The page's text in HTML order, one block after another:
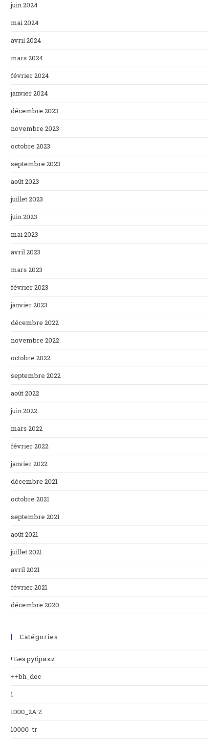
juin 2024
mai 2024
avril 2024
mars 2024
février 2024
janvier 2024
décembre 2023
novembre 2023
octobre 2023
septembre 2023
août 2023
juillet 2023
juin 2023
mai 2023
avril 2023
mars 2023
février 2023
janvier 2023
décembre 2022
novembre 2022
octobre 2022
septembre 2022
août 2022
juin 2022
mars 2022
février 2022
janvier 2022
décembre 2021
octobre 2021
septembre 2021
août 2021
juillet 2021
avril 2021
février 2021
décembre 2020
Catégories
! Без рубрики
++bh_dec
1
1000_2A Z
10000_tr